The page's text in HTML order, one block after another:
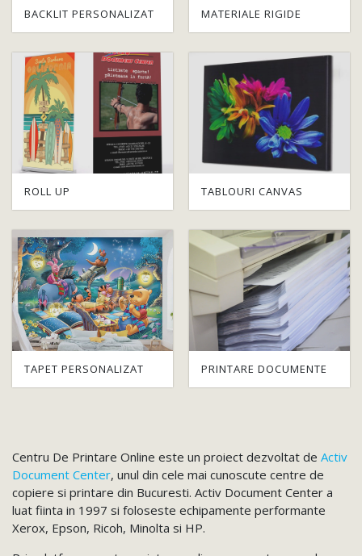
BACKLIT PERSONALIZAT MATERIALE RIGIDE
ROLL UP TABLOURI CANVAS
TAPET PERSONALIZAT PRINTARE DOCUMENTE
Centru De Printare Online este un proiect dezvoltat de Activ
Document Center, unul din cele mai cunoscute centre de
copiere si printare din Bucuresti. Activ Document Center a
luat fiinta in 1997 si foloseste echipamente performante
Xerox, Epson, Ricoh, Minolta si HP.